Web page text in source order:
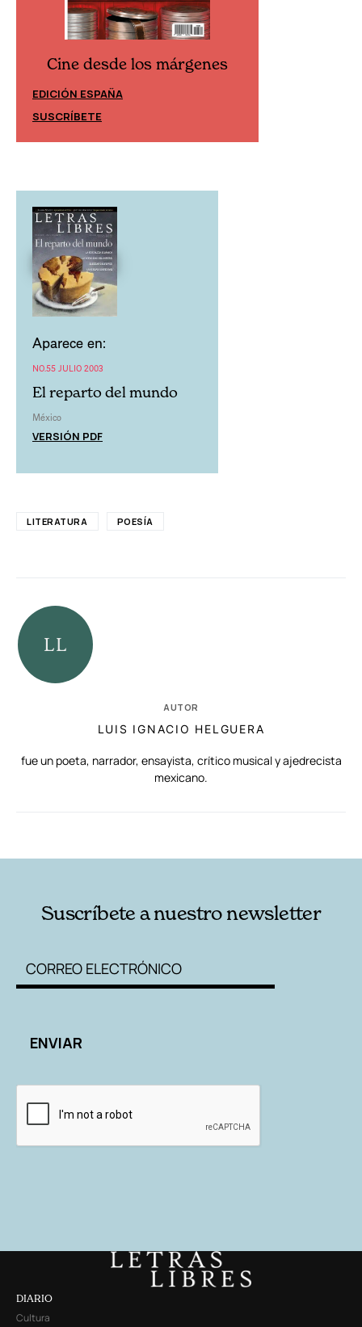
Cine desde los márgenes
EDICIÓN ESPAÑA
SUSCRÍBETE
Aparece en:
NO.55 JULIO 2003
El reparto del mundo
México
VERSIÓN PDF
LITERATURA POESÍA
AUTOR
LUIS IGNACIO HELGUERA
fue un poeta, narrador, ensayista, crítico musical y ajedrecista
mexicano.
Suscríbete a nuestro newsletter
DIARIO
Cultura